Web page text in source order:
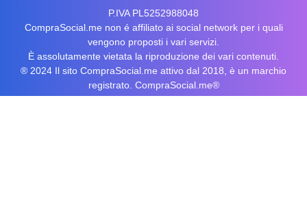
P.IVA PL5252988048
CompraSocial.me non é affiliato ai social network per i quali
vengono proposti i vari servizi.
È assolutamente vietata la riproduzione dei vari contenuti.
® 2024 Il sito CompraSocial.me attivo dal 2018, è un marchio
registrato. CompraSocial.me®